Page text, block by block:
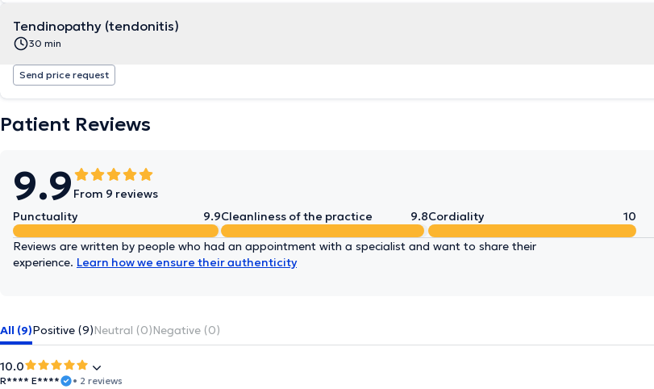
Tendinopathy (tendonitis)
30 min
Send price request
Patient Reviews
9.9 From 9 reviews
Punctuality
9.9Cleanliness of the practice 9.8Cordiality 10
Reviews are written by people who had an appointment with a specialist and want to share their
experience. Learn how we ensure their authenticity
All (9)Positive (9)Neutral (0)Negative (0)
10.0
R**** E**** • 2 reviews